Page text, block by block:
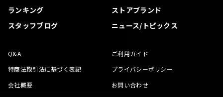
ランキング
ストアブランド
スタッフブログ
ニュース/トピックス
Q&A
ご利用ガイド
特商法取引法に基づく表記
プライバシーポリシー
会社概要
お問い合わせ